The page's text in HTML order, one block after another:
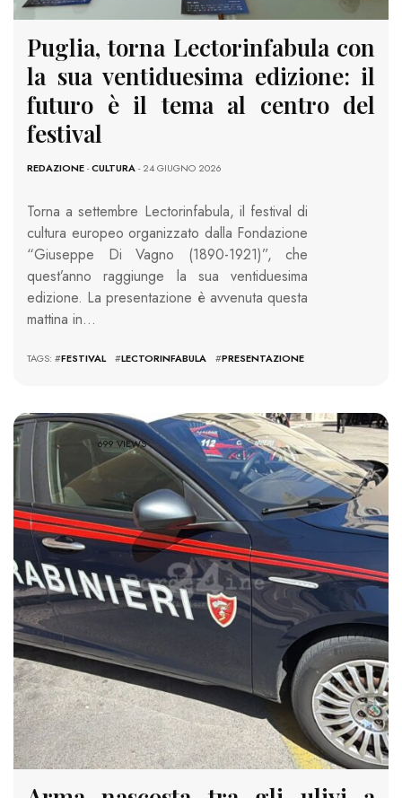
Puglia, torna Lectorinfabula con
la sua ventiduesima edizione: il
futuro è il tema al centro del
festival
REDAZIONE-CULTURA- 24 GIUGNO 2026
Torna a settembre Lectorinfabula, il festival di
cultura europeo organizzato dalla Fondazione
“Giuseppe Di Vagno (1890-1921)”, che
quest’anno raggiunge la sua ventiduesima
edizione. La presentazione è avvenuta questa
mattina in…
TAGS: #FESTIVAL #LECTORINFABULA #PRESENTAZIONE
699 VIEWS